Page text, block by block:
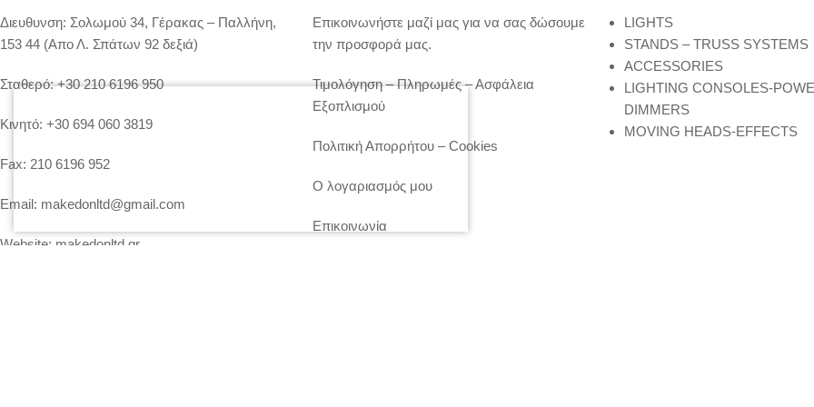
Διευθυνση: Σολωμού 34, Γέρακας – Παλλήνη,
153 44 (Απο Λ. Σπάτων 92 δεξιά)
Σταθερό: +30 210 6196 950
Κινητό: +30 694 060 3819
Fax: 210 6196 952
Email: makedonltd@gmail.com
Website: makedonltd.gr
Επικοινωνήστε μαζί μας για να σας δώσουμε
την προσφορά μας.
Τιμολόγηση – Πληρωμές – Ασφάλεια
Εξοπλισμού
Πολιτική Απορρήτου – Cookies
Ο λογαριασμός μου
Επικοινωνία
LIGHTS
STANDS – TRUSS SYSTEMS
ACCESSORIES
LIGHTING CONSOLES-
DIMMERS
MOVING HEADS-EFFECTS